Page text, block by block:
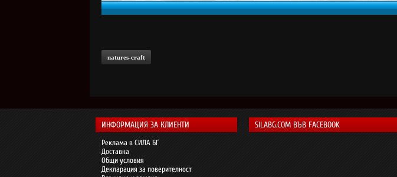
natures-craft
ИНФОРМАЦИЯ ЗА КЛИЕНТИ
Реклама в СИЛА БГ
Доставка
Общи условия
Декларация за поверителност
SILABG.COM ВЪВ FACEBOOK